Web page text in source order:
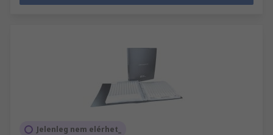
Jelenleg nem elérhet_